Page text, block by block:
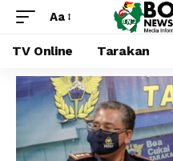
Aa
TV Online Tarakan